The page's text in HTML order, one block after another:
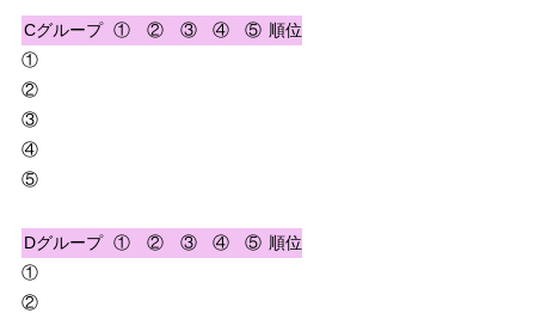
Cグループ ① ② ③ ④ ⑤ 順位
①
②
③
④
⑤
Dグループ ① ② ③ ④ ⑤ 順位
①
②